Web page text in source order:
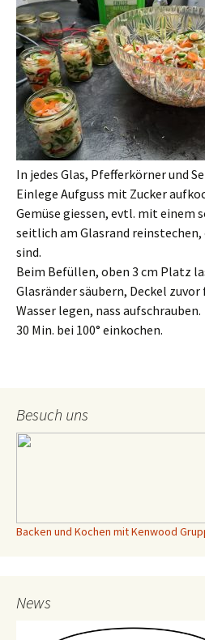
In jedes Glas, Pfefferkörner und
Einlege Aufguss mit Zucker
Gemüse giessen, evtl. mit einem
seitlich am Glasrand
sind.
Beim Befüllen, oben 3 cm Platz
Glasränder säubern, Deckel zuvor
Wasser legen, nass aufschrauben.
30 Min. bei 100° einkochen.
Besuch uns
Backen und Kochen mit Kenwood
News